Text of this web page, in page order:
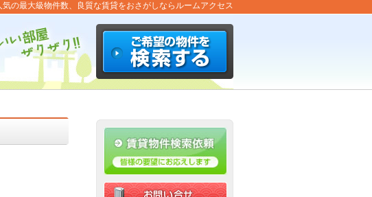
の最大級物件数、良質な賃貸をおさがしならルームアクセス